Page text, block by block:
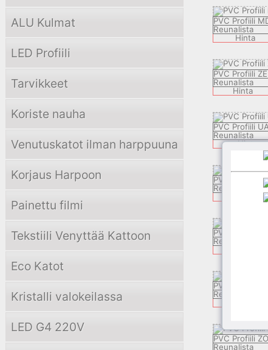
ALU Kulmat
LED Profiili
Tarvikkeet
Koriste nauha
Venutuskatot ilman harppuuna
Korjaus Harpoon
Painettu filmi
Tekstiili Venyttää Kattoon
Eco Katot
Kristalli valokeilassa
LED G4 220V
PVC Profiili
Reunalista
Hinta
PVC Profiili ZE
Reunalista
Hinta
PVC Profiili
Reunalista
Hinta
PVC Profiili
Reunalista
PVC Profiili
Reunalista
PVC Profiili
Reunalista
PVC Profiili
Reunalista